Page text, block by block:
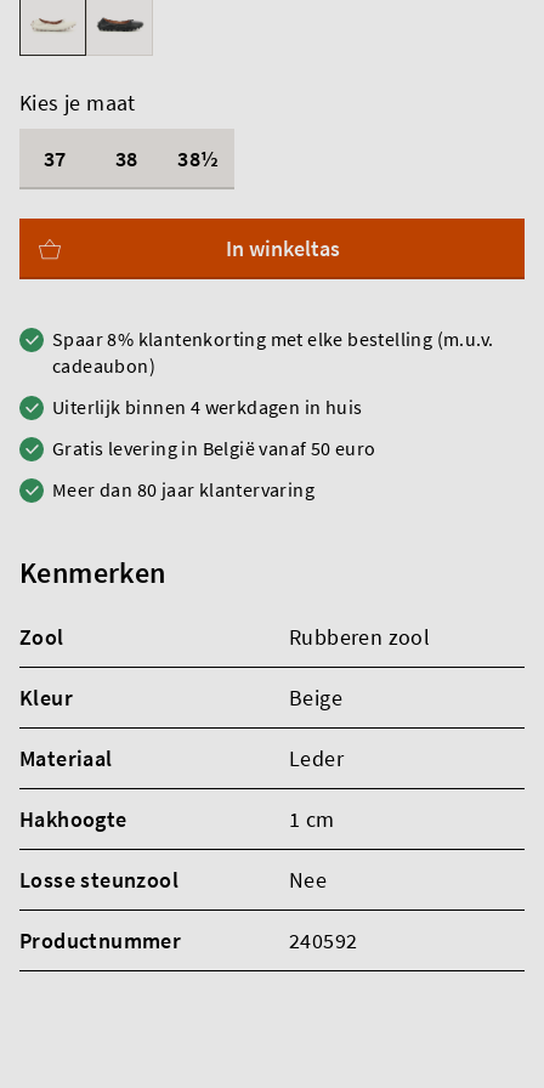
Kies je maat
37
38 38½
In winkeltas
Spaar 8% klantenkorting met elke bestelling (m.u.v.
cadeaubon)
Uiterlijk binnen 4 werkdagen in huis
Gratis levering in België vanaf 50 euro
Meer dan 80 jaar klantervaring
Kenmerken
Zool Rubberen zool
Kleur Beige
Materiaal Leder
Hakhoogte 1 cm
Losse steunzool Nee
Productnummer 240592